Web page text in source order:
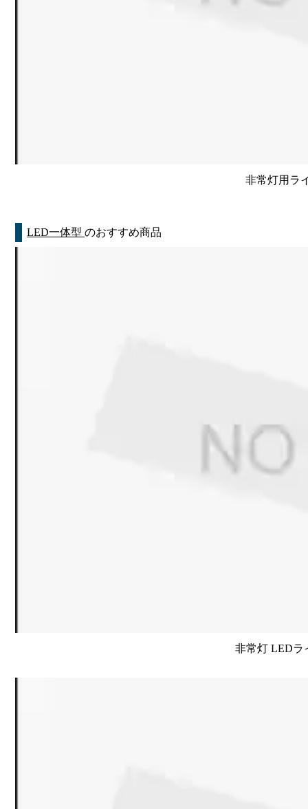
非常灯用ラ
LED一体型のおすすめ商品
非常灯 LEDラ